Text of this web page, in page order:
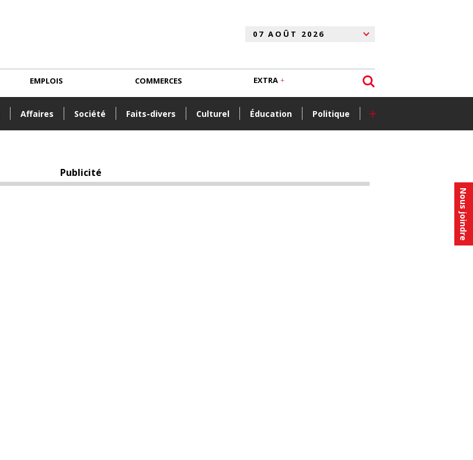
Nous joindre
Affaires Société Faits-divers Culturel Éducation Politique +
EMPLOIS COMMERCES EXTRA
Publicité